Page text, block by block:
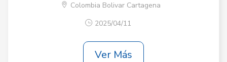
Colombia Bolivar Cartagena
2025/04/11
Ver Más